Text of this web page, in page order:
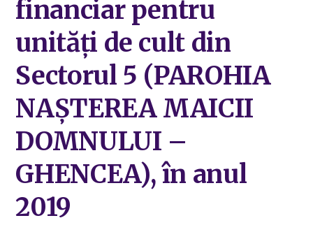
financiar pentru
unități de cult din
Sectorul 5 (PAROHIA
NAȘTEREA MAICII
DOMNULUI –
GHENCEA), în anul
2019